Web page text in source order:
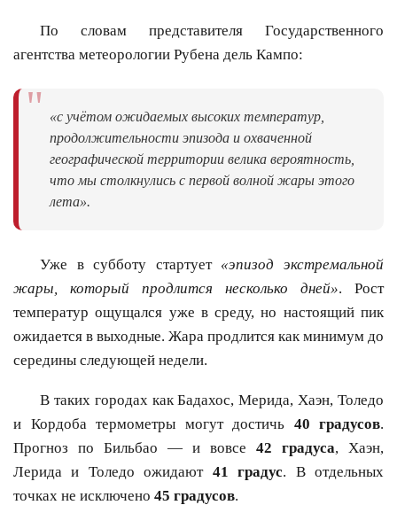
По словам представителя Государственного
агентства метеорологии Рубена дель Кампо:
"
«с учётом ожидаемых высоких температур,
продолжительности эпизода и охваченной
географической территории велика вероятность,
что мы столкнулись с первой волной жары этого
лета».
Уже в субботу стартует «эпизод экстремальной
жары, который продлится несколько дней». Рост
температур ощущался уже в среду, но настоящий пик
ожидается в выходные. Жара продлится как минимум до
середины следующей недели.
В таких городах как Бадахос, Мерида, Хаэн, Толедо
и Кордоба термометры могут достичь 40 градусов.
Прогноз по Бильбао — и вовсе 42 градуса, Хаэн,
Лерида и Толедо ожидают 41 градус. В отдельных
точках не исключено 45 градусов.